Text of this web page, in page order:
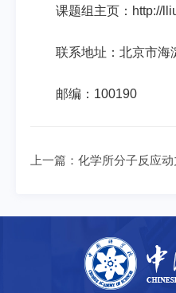
课题组主页： http://
联系地址：北京市海
邮编： 100190
上一篇： 化学所分子反应